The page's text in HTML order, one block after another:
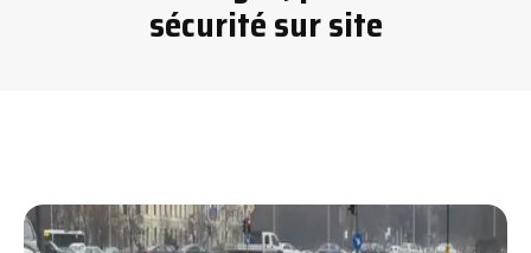
sécurité sur site